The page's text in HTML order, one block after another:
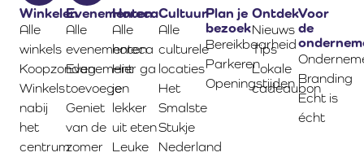
Winkelen
Alle
winkels
Koopzondag
Winkels
nabij
het
centrum
Evenementen
Alle
evenementen
Evenement
toevoegen
Geniet
van de
zomer
Horeca
Alle
horeca
Hier ga
je
lekker
uit eten
Leuke
Cultuur
Alle
culturele
locaties
Het
Smalste
Stukje
Nederland
Plan je
bezoek
Bereikbaarheid
Parkeren
Openingstijden
Ontdek
Nieuws
Tips
Lokale
cadeaubon
Voor
de
Branding
Echt is
écht